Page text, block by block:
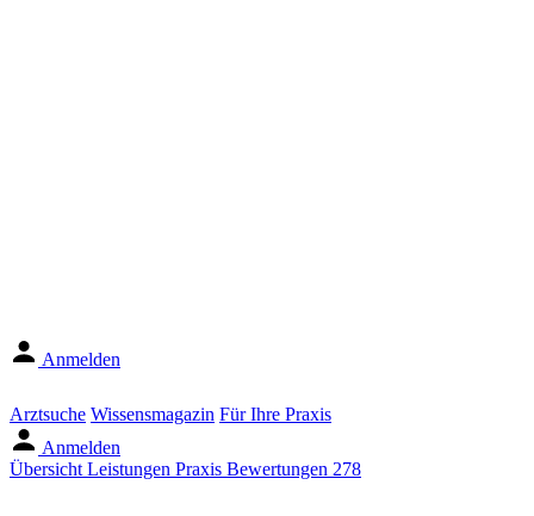
Anmelden
Arztsuche Wissensmagazin Für Ihre Praxis
Anmelden
Übersicht Leistungen Praxis Bewertungen 278